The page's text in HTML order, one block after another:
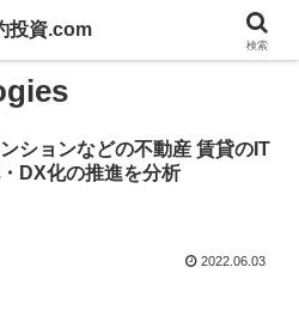
ションなどの不動産 賃貸のIT
DX化の推進を分析
2022.06.03
投資.com
検索